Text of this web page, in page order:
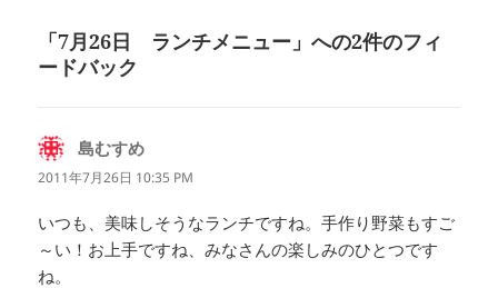
「7月26日 ランチメニュー」への2件のフィ
ードバック
島むすめ
り:
2011年7月26日 10:35 PM
いつも、美味しそうなランチですね。手作り野菜もすご
～い！お上手ですね、みなさんの楽しみのひとつです
ね。